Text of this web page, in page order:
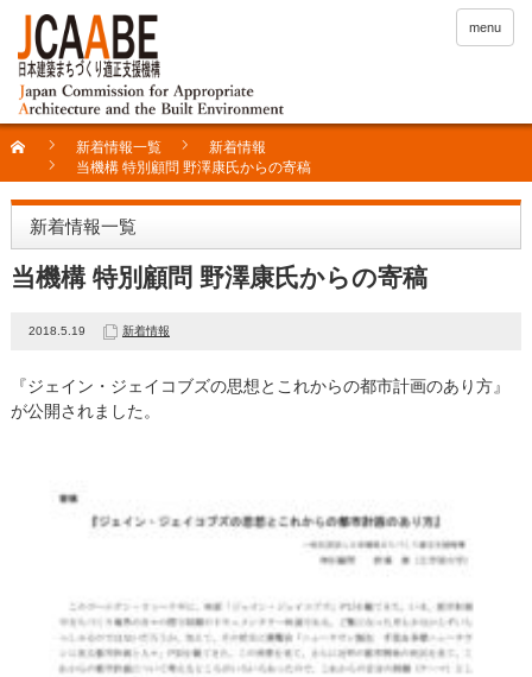
menu
新着情報一覧
新着情報
当機構 特別顧問 野澤康氏からの寄稿
新着情報一覧
当機構 特別顧問 野澤康氏からの寄稿
2018.5.19 新着情報
『ジェイン・ジェイコブズの思想とこれからの都市計画のあり方』
が公開されました。